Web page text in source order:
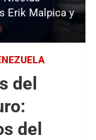
Erik Malpica y
del
del